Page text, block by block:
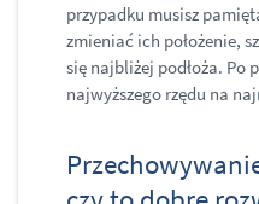
przypadku musisz
zmieniać ich położenie,
się najbliżej podłoża. Po
najwyższego rzędu na